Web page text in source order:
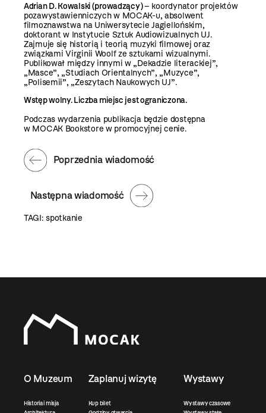
Adrian D. Kowalski (prowadzący)– koordynator projektów
pozawystawienniczych w MOCAK-u, absolwent
filmoznawstwa na Uniwersytecie Jagiellońskim,
doktorant w Instytucie Sztuk Audiowizualnych UJ.
Zajmuje się historią i teorią muzyki filmowej oraz
związkami Virginii Woolf ze sztukami wizualnymi.
Publikował między innymi w „Dekadzie literackiej”,
„Masce”, „Studiach Orientalnych”, „Muzyce”,
„Polisemii”, „Zeszytach Naukowych UJ”.
Wstęp wolny. Liczba miejsc jest ograniczona.
Podczas wydarzenia publikacja będzie dostępna
w MOCAK Bookstore w promocyjnej cenie.
Następna wiadomość
Poprzednia wiadomość
TAGI:spotkanie
O Muzeum
Historia i misja
Zaplanuj wizytę
Kup bilet
Wystawy
Wystawy czasowe